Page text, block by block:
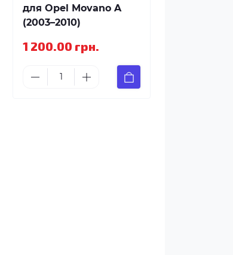
для Opel Movano A
(2003–2010)
1 200.00 грн.